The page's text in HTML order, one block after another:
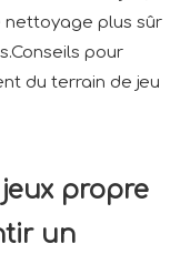
nettoyage plus sûr
pour
du terrain de jeu
propre
un